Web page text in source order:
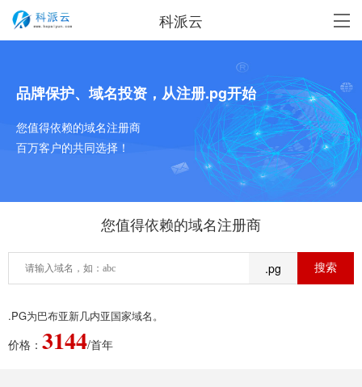
科派云
品牌保护、域名投资，从注册.pg开始
您值得依赖的域名注册商
百万客户的共同选择！
您值得依赖的域名注册商
.pg
.PG为巴布亚新几内亚国家域名。
价格： 3144/首年